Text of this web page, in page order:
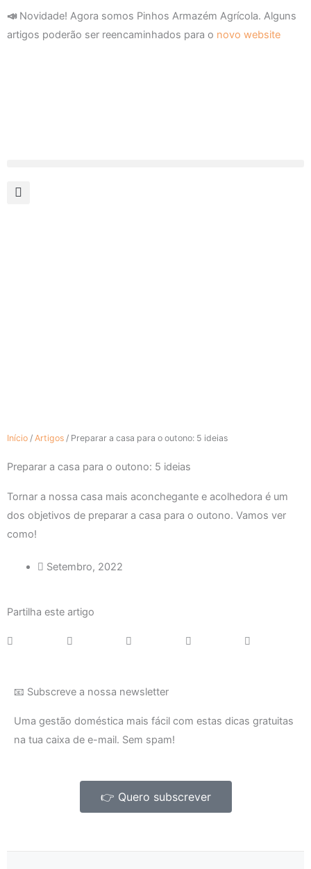
📣 Novidade! Agora somos Pinhos Armazém Agrícola. Alguns
artigos poderão ser reencaminhados para o novo website
Início / Artigos / Preparar a casa para o outono: 5 ideias
Preparar a casa para o outono: 5 ideias
Tornar a nossa casa mais aconchegante e acolhedora é um
dos objetivos de preparar a casa para o outono. Vamos ver
como!
Setembro, 2022
Partilha este artigo
📧 Subscreve a nossa newsletter
Uma gestão doméstica mais fácil com estas dicas gratuitas
na tua caixa de e-mail. Sem spam!
👉 Quero subscrever